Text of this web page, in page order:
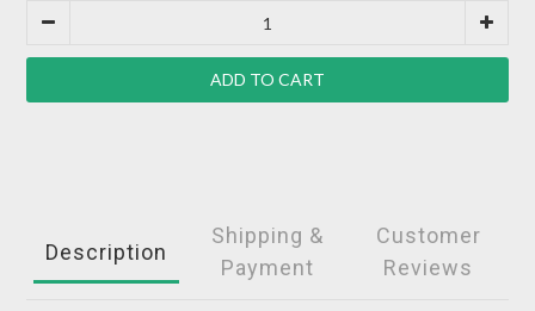
ADD TO CART
Description
Shipping &
Payment
Customer
Reviews